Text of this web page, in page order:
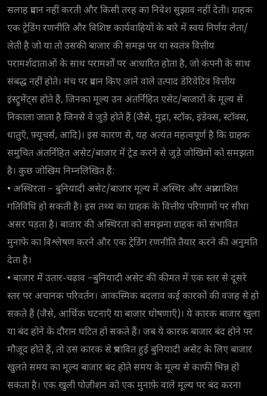
सलाह प्रदान नहीं करती और किसी तरह का निवेश सुझाव नहीं देती। ग्राहक
एक ट्रेडिंग रणनीति और विशिष्ट कार्यवाहियों के बारे में स्वयं निर्णय लेता/
लेती है जो या तो उसकी बाजार की समझ पर या स्वतंत्र वित्तीय
परामर्शदाताओं के साथ परामर्शों पर आधारित होता है, जो कंपनी के साथ
संबद्ध नहीं होते। मंच पर प्रदान किए जाने वाले उत्पाद डेरिवेटिव वित्तीय
इंस्ट्रुमेंट्स होते हैं, जिनका मूल्य उन अंतर्निहित एसेट/बाजारों के मूल्य से
निकाला जाता है जिनसे वे जुड़े होते हैं (जैसे, मुद्रा, स्टॉक, इंडेक्स, स्टॉक्स,
धातुएँ, फ़्यूचर्स, आदि)। इस कारण से, यह अत्यंत महत्वपूर्ण है कि ग्राहक
समुचित अंतर्निहित असेट/बाजार में ट्रेड करने से जुड़े जोखिमों को समझता
है। कुछ जोखिम निम्नलिखित हैं:
• अस्थिरता – बुनियादी असेट/बाजार मूल्य में अस्थिर और अप्रत्याशित
गतिविधि हो सकती है। इस तथ्य का ग्राहक के वित्तीय परिणामों पर सीधा
असर पड़ता है। बाजार की अस्थिरता को समझना ग्राहक को संभावित
मुनाफे का विश्लेषण करने और एक ट्रेडिंग रणनीति तैयार करने की अनुमति
देता है।
• बाजार में उतार-चढ़ाव –बुनियादी असेट की कीमत में एक स्तर से दूसरे
स्तर पर अचानक परिवर्तन। आकस्मिक बदलाव कई कारकों की वजह से हो
सकते हैं (जैसे, आर्थिक घटनाएँ या बाजार घोषणाएँ)। ये कारक बाजार खुला
या बंद होने के दौरान घटित हो सकते हैं। जब ये कारक बाजार बंद होने पर
मौजूद होते हैं, तो उस कारक से प्रभावित हुई बुनियादी असेट के लिए बाजार
खुलते समय का मूल्य बाजार बंद होते समय के मूल्य से काफी भिन्न हो
सकता है। एक खुली पोज़ीशन को एक मुनाफ़े वाले मूल्य पर बंद करना